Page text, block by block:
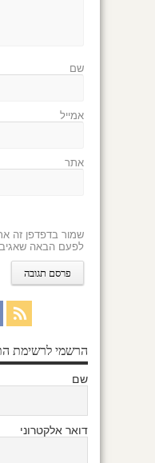
שם
אמייל
אתר
שמור בדפדפן זה
לפעם הבאה שאגיב.
הרשמי לרשימת
שם
דואר אלקטרוני